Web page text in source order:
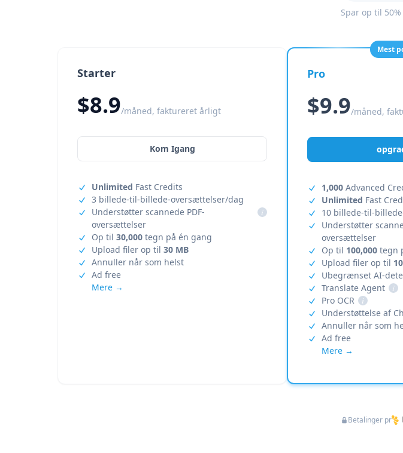
Spar op til
Starter
$8.9/måned, faktureret årligt
Kom Igang
Unlimited Fast Credits
3 billede-til-billede-oversættelser/dag
Understøtter scannede PDF-
oversættelser
i
Op til 30,000 tegn på én gang
Upload filer op til 30 MB
Annuller når som helst
Ad free
Mere →
Mest
Pro
$9.9/måned,
1,000 Advanced
Unlimited Fast
10 billede-til-
Understøtter
oversættelser
Op til 100,000 tegn
Upload filer op til
Ubegrænset AI-
Translate Agent
i
Pro OCR
i
Understøttelse af
Annuller når som
Ad free
Mere →
Betalinger pr